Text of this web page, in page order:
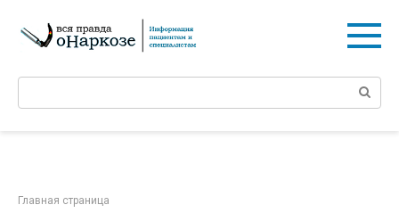
контенту
Поиск:
Главная страница